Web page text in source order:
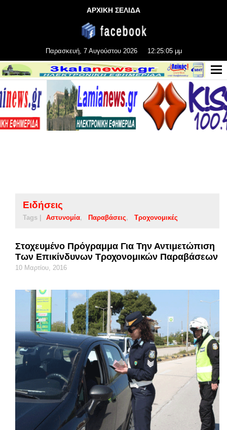
ΑΡΧΙΚΗ ΣΕΛΙΔΑ
Παρασκευή, 7 Αυγούστου 2026 12:25:05 μμ
Ειδήσεις
Tags | Αστυνομία Παραβάσεις Τροχονομικές
Στοχευμένο Πρόγραμμα Για Την Αντιμετώπιση
Των Επικίνδυνων Τροχονομικών Παραβάσεων
10 Μαρτίου, 2016